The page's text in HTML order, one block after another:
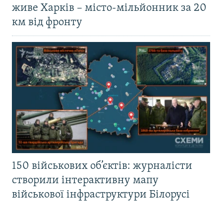
живе Харків – місто-мільйонник за 20
км від фронту
150 військових об’єктів: журналісти
створили інтерактивну мапу
військової інфраструктури Білорусі